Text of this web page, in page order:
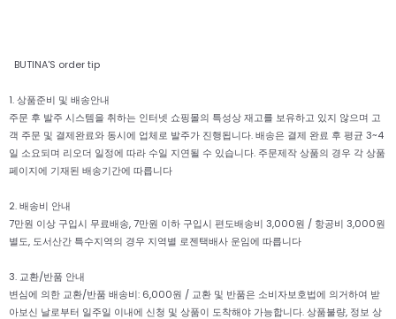
BUTINA'S order tip
1. 상품준비 및 배송안내
주문 후 발주 시스템을 취하는 인터넷 쇼핑몰의 특성상 재고를 보유하고 있지 않으며 고
객 주문 및 결제완료와 동시에 업체로 발주가 진행됩니다. 배송은 결제 완료 후 평균 3~4
일 소요되며 리오더 일정에 따라 수일 지연될 수 있습니다. 주문제작 상품의 경우 각 상품
페이지에 기재된 배송기간에 따릅니다
2. 배송비 안내
7만원 이상 구입시 무료배송, 7만원 이하 구입시 편도배송비 3,000원 / 항공비 3,000원
별도, 도서산간 특수지역의 경우 지역별 로젠택배사 운임에 따릅니다
3. 교환/반품 안내
변심에 의한 교환/반품 배송비: 6,000원 / 교환 및 반품은 소비자보호법에 의거하여 받
아보신 날로부터 일주일 이내에 신청 및 상품이 도착해야 가능합니다. 상품불량, 정보 상